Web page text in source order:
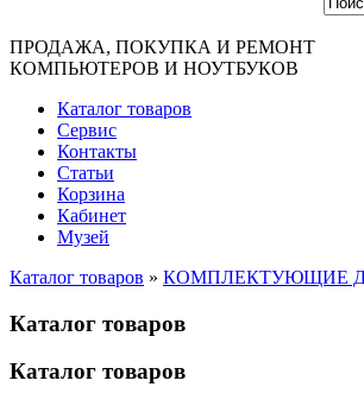
ПРОДАЖА, ПОКУПКА И РЕМОНТ
КОМПЬЮТЕРОВ И НОУТБУКОВ
Каталог товаров
Сервис
Контакты
Статьи
Корзина
Кабинет
Музей
Каталог товаров » КОМПЛЕКТУЮЩИЕ
Каталог товаров
Каталог товаров